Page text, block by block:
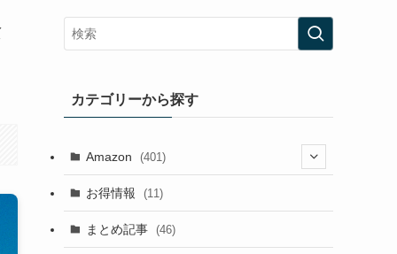
カテゴリーから探す
Amazon (401)
お得情報 (11)
まとめ記事 (46)